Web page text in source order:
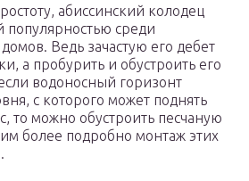
абиссинский колодец
популярностью среди
Ведь зачастую его дебет
а пробурить и обустроить его
водоносный горизонт
с которого может поднять
то можно обустроить песчаную
более подробно монтаж этих